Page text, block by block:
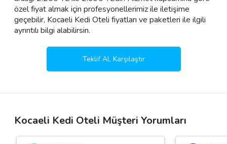
özel fiyat almak için profesyonellerimiz ile iletişime
geçebilir, Kocaeli Kedi Oteli fiyatları ve paketleri ile ilgili
ayrıntılı bilgi alabilirsin.
Teklif Al, Karşılaştır
Kocaeli Kedi Oteli Müşteri Yorumları